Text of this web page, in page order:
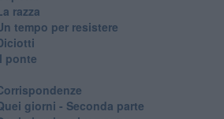
razza
tempo per resistere
ponte
giorni - Seconda parte